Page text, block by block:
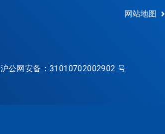
网站地图
沪公网安备：31010702002902 号